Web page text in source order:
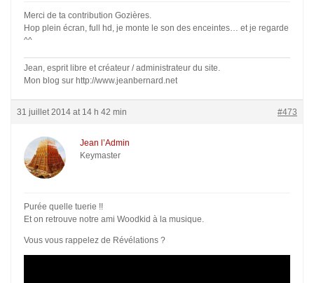
Merci de ta contribution Gozières.
Hop plein écran, full hd, je monte le son des enceintes… et je regarde
^^
Jean, esprit libre et créateur / administrateur du site.
Mon blog sur http://www.jeanbernard.net
31 juillet 2014 at 14 h 42 min #473
Jean l’Admin
Keymaster
Purée quelle tuerie !!
Et on retrouve notre ami Woodkid à la musique.
Vous vous rappelez de Révélations ?